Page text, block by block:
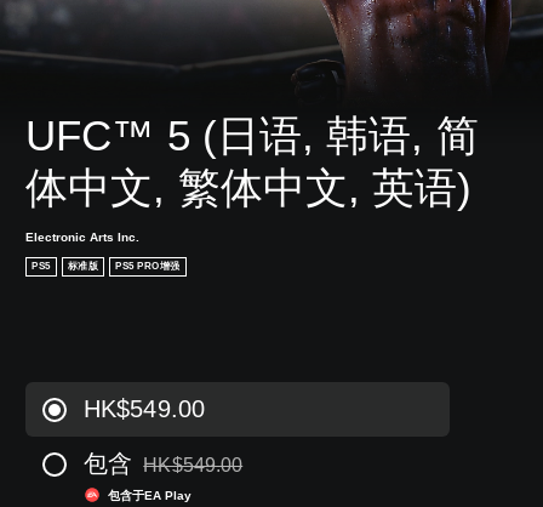
UFC™ 5 (日语, 韩语, 简
体中文, 繁体中文, 英语)
Electronic Arts Inc.
PS5 标准版 PS5 PRO增强
HK$549.00
包含 从原价HK$549.00折扣优惠
HK$549.00
包含于EA Play